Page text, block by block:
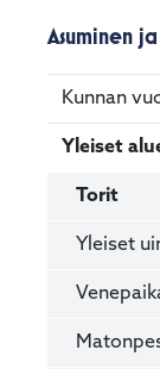
Asuminen
Kunnan
Yleiset
Torit
Yleiset